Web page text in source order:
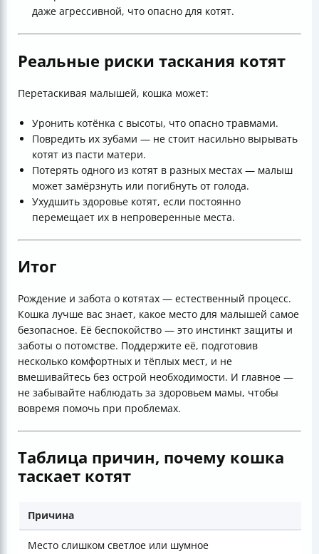
даже агрессивной, что опасно для котят.
Реальные риски таскания котят
Перетаскивая малышей, кошка может:
Уронить котёнка с высоты, что опасно травмами.
Повредить их зубами — не стоит насильно вырывать
котят из пасти матери.
Потерять одного из котят в разных местах — малыш
может замёрзнуть или погибнуть от голода.
Ухудшить здоровье котят, если постоянно
перемещает их в непроверенные места.
Итог
Рождение и забота о котятах — естественный процесс.
Кошка лучше вас знает, какое место для малышей самое
безопасное. Её беспокойство — это инстинкт защиты и
заботы о потомстве. Поддержите её, подготовив
несколько комфортных и тёплых мест, и не
вмешивайтесь без острой необходимости. И главное —
не забывайте наблюдать за здоровьем мамы, чтобы
вовремя помочь при проблемах.
Таблица причин, почему кошка
таскает котят
Причина
Место слишком светлое или шумное